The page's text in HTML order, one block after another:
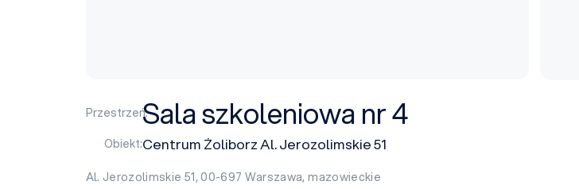
Przestrzeń:Sala szkoleniowa nr 4
Obiekt:Centrum Żoliborz Al. Jerozolimskie 51
Al. Jerozolimskie 51, 00-697 Warszawa,mazowieckie